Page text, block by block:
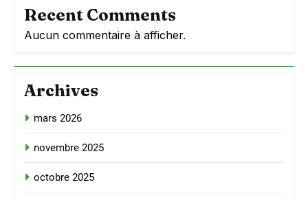
Recent Comments
Aucun commentaire à afficher.
Archives
mars 2026
novembre 2025
octobre 2025